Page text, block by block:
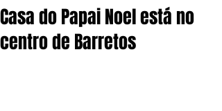
Casa do Papai Noel está no
centro de Barretos